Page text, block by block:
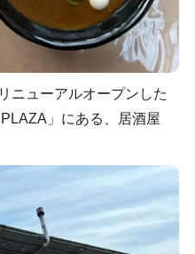
ニューアルオープンした
」にある、居酒屋